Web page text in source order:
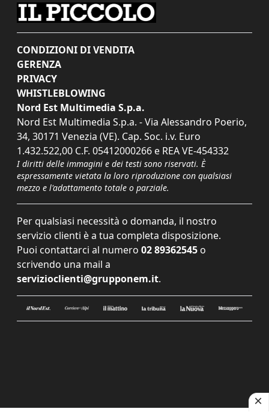
CONDIZIONI DI VENDITA
GERENZA
PRIVACY
WHISTLEBLOWING
Nord Est Multimedia S.p.a.
Nord Est Multimedia S.p.a. - Via Alessandro Poerio,
34, 30171 Venezia (VE). Cap. Soc. i.v. Euro
1.432.522,00 C.F. 05412000266 e REA VE-454332
I diritti delle immagini e dei testi sono riservati. È
espressamente vietata la loro riproduzione con qualsiasi
mezzo e l'adattamento totale o parziale.
Per qualsiasi necessità o domanda, il nostro
servizio clienti è a tua completa disposizione.
Puoi contattarci al numero 02 89362545 o
scrivendo una mail a
servizioclienti@grupponem.it.